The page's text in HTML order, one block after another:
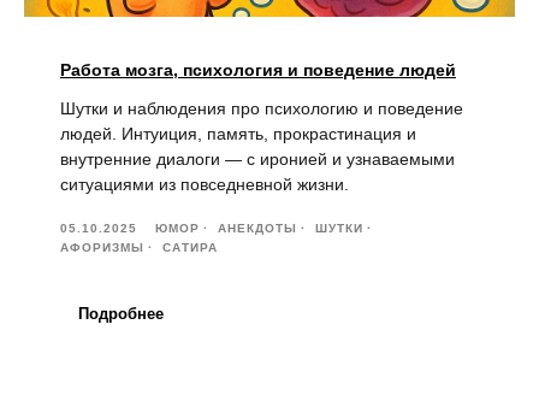
Работа мозга, психология и поведение людей
Шутки и наблюдения про психологию и поведение
людей. Интуиция, память, прокрастинация и
внутренние диалоги — с иронией и узнаваемыми
ситуациями из повседневной жизни.
05.10.2025 ЮМОР АНЕКДОТЫ
ШУТКИ
АФОРИЗМЫ
САТИРА
Подробнее